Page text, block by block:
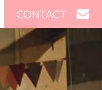
CONTACT